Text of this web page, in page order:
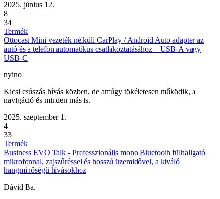
2025. június 12.
8
34
Termék
Ottocast Mini vezeték nélküli CarPlay / Android Auto adapter az
autó és a telefon automatikus csatlakoztatásához – USB-A vagy
USB-C
nyino
Kicsi csúszás hívás közben, de amúgy tökéletesen működik, a
navigáció és minden más is.
2025. szeptember 1.
4
33
Termék
Business EVO Talk - Professzionális mono Bluetooth fülhallgató
mikrofonnal, zajszűréssel és hosszú üzemidővel, a kiváló
hangminőségű hívásokhoz
Dávid Ba.